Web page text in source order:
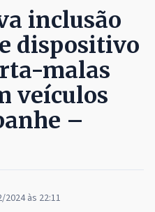
inclusão
dispositivo
malas
veículos
–
2024 às 22:11